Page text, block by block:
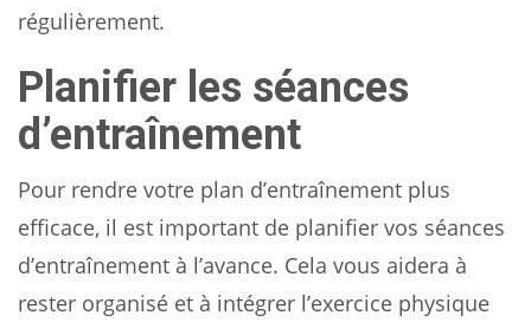
régulièrement.
Planifier les séances
d’entraînement
Pour rendre votre plan d’entraînement plus
efficace, il est important de planifier vos séances
d’entraînement à l’avance. Cela vous aidera à
rester organisé et à intégrer l’exercice physique